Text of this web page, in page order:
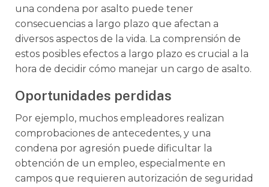
una condena por asalto puede tener
consecuencias a largo plazo que afectan a
diversos aspectos de la vida. La comprensión de
estos posibles efectos a largo plazo es crucial a la
hora de decidir cómo manejar un cargo de asalto.
Oportunidades perdidas
Por ejemplo, muchos empleadores realizan
comprobaciones de antecedentes, y una
condena por agresión puede dificultar la
obtención de un empleo, especialmente en
campos que requieren autorización de seguridad